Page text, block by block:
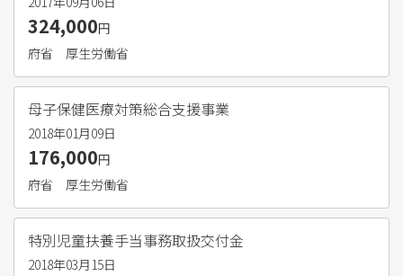
324,000円
府省
厚生労働省
母子保健医療対策総合支援事業
2018年01月09日
176,000円
府省
厚生労働省
特別児童扶養手当事務取扱交付金
2018年03月15日